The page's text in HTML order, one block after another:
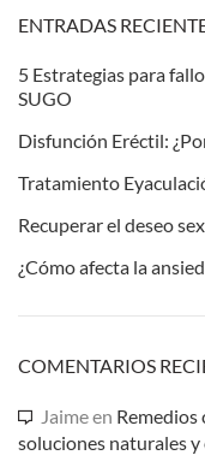
ENTRADAS
5 Estrategias para
SUGO
Disfunción Eréctil:
Tratamiento
Recuperar el deseo
¿Cómo afecta la
COMENTARIOS
Jaimeen Remedios
soluciones naturales y